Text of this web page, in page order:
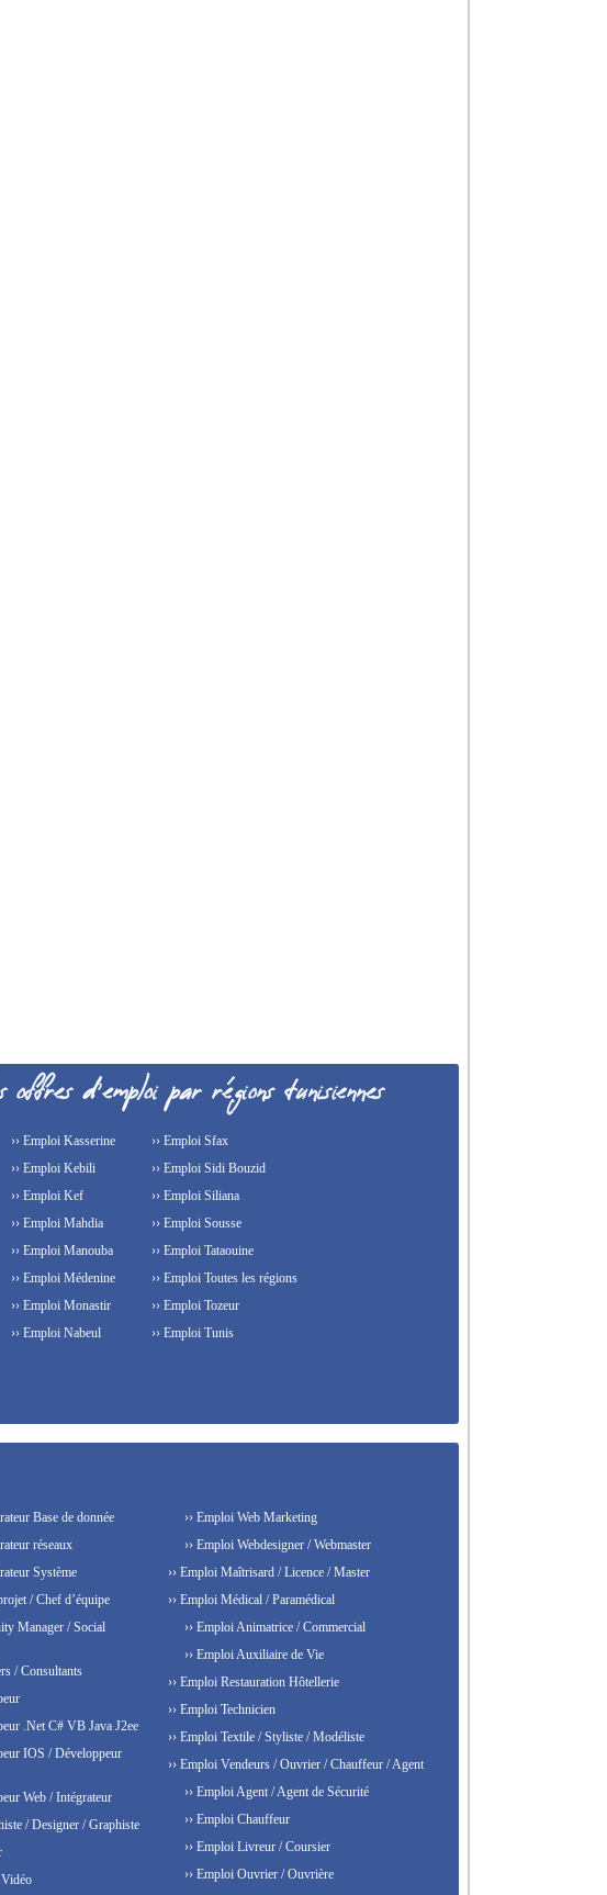
›› Emploi Kasserine
›› Emploi Kebili
›› Emploi Kef
›› Emploi Mahdia
›› Emploi Manouba
›› Emploi Médenine
›› Emploi Monastir
›› Emploi Nabeul
›› Emploi Sfax
›› Emploi Sidi Bouzid
›› Emploi Siliana
›› Emploi Sousse
›› Emploi Tataouine
›› Emploi Toutes les régions
›› Emploi Tozeur
›› Emploi Tunis
Base de donnée
réseaux
Système
/ Chef d’équipe
Manager / Social
/ Consultants
.Net C# VB Java J2ee
IOS / Développeur
Web / Intégrateur
/ Designer / Graphiste
›› Emploi Web Marketing
›› Emploi Webdesigner / Webmaster
›› Emploi Maîtrisard / Licence / Master
›› Emploi Médical / Paramédical
›› Emploi Animatrice / Commercial
›› Emploi Auxiliaire de Vie
›› Emploi Restauration Hôtellerie
›› Emploi Technicien
›› Emploi Textile / Styliste / Modéliste
›› Emploi Vendeurs / Ouvrier / Chauffeur / Agent
›› Emploi Agent / Agent de Sécurité
›› Emploi Chauffeur
›› Emploi Livreur / Coursier
›› Emploi Ouvrier / Ouvrière